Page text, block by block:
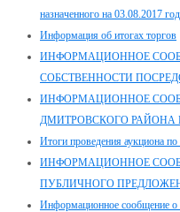
назначенного на 03.08.2017
Информация об итогах торгов
ИНФОРМАЦИОННОЕ
СОБСТВЕННОСТИ
ИНФОРМАЦИОННОЕ
ДМИТРОВСКОГО РАЙОНА
Итоги проведения аукциона
ИНФОРМАЦИОННОЕ
ПУБЛИЧНОГО
Информационное сообщение о